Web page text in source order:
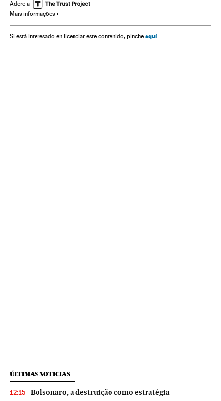
Governo Brasil Governo
Administração pública
Sociedade
Adere a
Mais informações
Si está interesado en licenciar este contenido, pinche aquí
ÚLTIMAS NOTICIAS
12:15 Bolsonaro, a destruição como estratégia